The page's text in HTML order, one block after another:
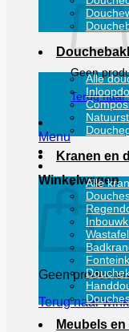
Geen
Terug naar
Menu
Winkelwagen
Geen
Terug naar
Alle
Kranen en
Alle
Meubels